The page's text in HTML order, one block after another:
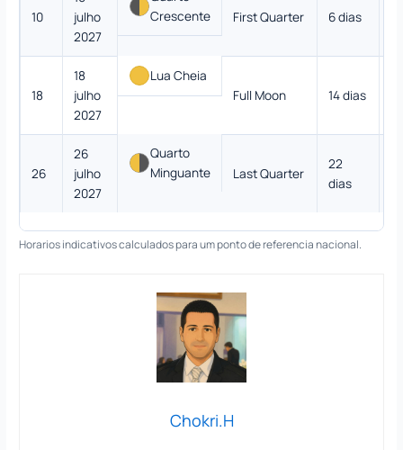
10
julho
2027
Crescente
First Quarter 6 dias
18
18
julho
2027
Lua Cheia
Full Moon
14 dias
26
26
julho
2027
Quarto
Minguante
Last Quarter
22
dias
Horarios indicativos calculados para um ponto de referencia nacional.
Chokri.H